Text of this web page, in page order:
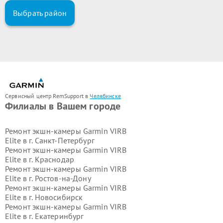
Выбрать район
Сервисный центр RemSupport вЧелябинске
Филиалы в Вашем городе
Ремонт экшн-камеры Garmin VIRB
Elite в г. Санкт-Петербург
Ремонт экшн-камеры Garmin VIRB
Elite в г. Краснодар
Ремонт экшн-камеры Garmin VIRB
Elite в г. Ростов-на-Дону
Ремонт экшн-камеры Garmin VIRB
Elite в г. Новосибирск
Ремонт экшн-камеры Garmin VIRB
Elite в г. Екатеринбург